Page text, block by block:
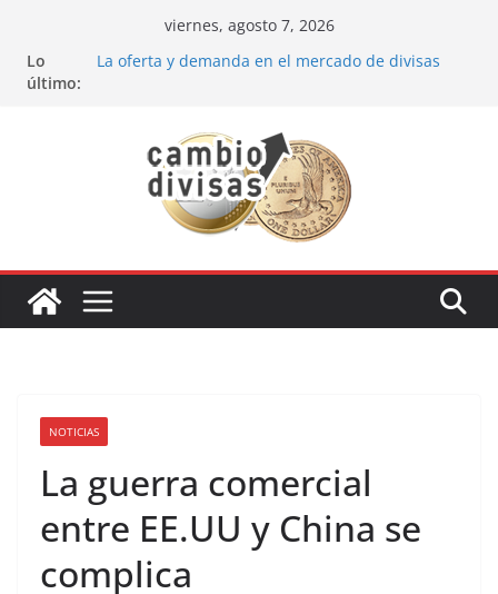
contenido
viernes, agosto 7, 2026
Lo
último:
La oferta y demanda en el mercado de divisas
Oportunidades de inversión en el sector petrolero
en 2024
Los bancos más recomendados para invertir en
Estrategia de los soldados Forex
NOTICIAS
La guerra comercial
entre EE.UU y China se
complica